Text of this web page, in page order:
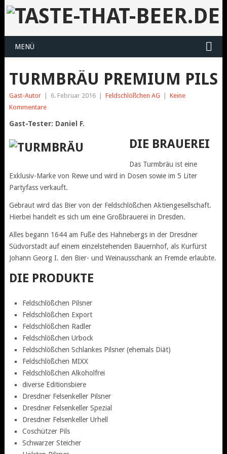
MENÜ
TURMBRÄU PREMIUM PILS
Gast-Autor 6. Februar 2016 Feldschlößchen AG
Keine
Kommentare
Gast-Tester: Daniel F.
DIE BRAUEREI
Das Turmbräu ist eine
Exklusiv-Marke von Rewe und wird in Dosen sowie im 5 Liter
Partyfass verkauft.
Gebraut wird das Bier von der Feldschlößchen Aktiengesellschaft.
Hierbei handelt es sich um eine Großbrauerei in Dresden.
Alles begann 1644 am Fuße des Hahnebergs in der Dresdner
Südvorstadt auf einem einzelstehenden Bauernhof, als Kurfürst
Johann Georg I. den Bier- und Weinausschank an Fremde erlaubte.
DIE PRODUKTE
Feldschlößchen Pilsner
Feldschlößchen Export
Feldschlößchen Radler
Feldschlößchen Urbock
Feldschlößchen Schlankes Pilsner (ehemals Diät)
Feldschlößchen MIXX
Feldschlößchen Alkoholfrei
diverse Editionsbiere
Dresdner Felsenkeller Pilsner
Dresdner Felsenkeller Spezial
Dresdner Felsenkeller Urhell
Coschützer Pils
Schwarzer Steicher